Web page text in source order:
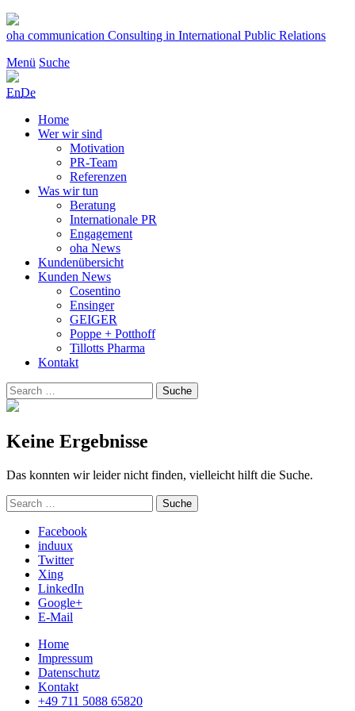
Zum
Inhalt
oha communication Consulting in International Public Relations
Menü Suche
EnDe
Home
Wer wir sind
Motivation
PR-Team
Referenzen
Was wir tun
Beratung
Internationale PR
Engagement
oha News
Kundenübersicht
Kunden News
Cosentino
Ensinger
GEIGER
Poppe + Potthoff
Tillotts Pharma
Kontakt
Suchen
nach:
Suche
Keine Ergebnisse
Das konnten wir leider nicht finden, vielleicht hilft die Suche.
Suchen
nach:
Suche
Facebook
induux
Twitter
Xing
LinkedIn
Google+
E-Mail
Home
Impressum
Datenschutz
Kontakt
+49 711 5088 65820